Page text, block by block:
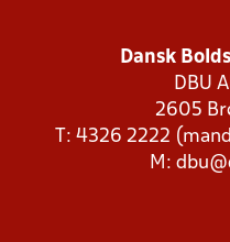
Dansk
DBU
2605
T: 4326 2222
M: